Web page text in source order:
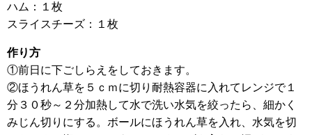
ハム：１枚
スライスチーズ：１枚
作り方
①前日に下ごしらえをしておきます。
②ほうれん草を５ｃｍに切り耐熱容器に入れてレンジで１
分３０秒～２分加熱して水で洗い水気を絞ったら、細かく
みじん切りにする。ボールにほうれん草を入れ、水気を切